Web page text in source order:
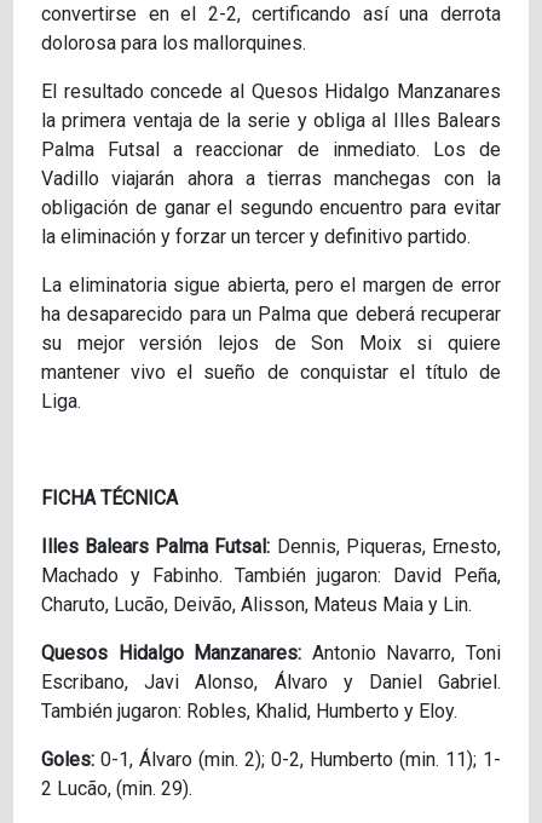
convertirse en el 2-2, certificando así una derrota
dolorosa para los mallorquines.
El resultado concede al Quesos Hidalgo Manzanares
la primera ventaja de la serie y obliga al Illes Balears
Palma Futsal a reaccionar de inmediato. Los de
Vadillo viajarán ahora a tierras manchegas con la
obligación de ganar el segundo encuentro para evitar
la eliminación y forzar un tercer y definitivo partido.
La eliminatoria sigue abierta, pero el margen de error
ha desaparecido para un Palma que deberá recuperar
su mejor versión lejos de Son Moix si quiere
mantener vivo el sueño de conquistar el título de
Liga.
FICHA TÉCNICA
Illes Balears Palma Futsal: Dennis, Piqueras, Ernesto,
Machado y Fabinho. También jugaron: David Peña,
Charuto, Lucão, Deivão, Alisson, Mateus Maia y Lin.
Quesos Hidalgo Manzanares: Antonio Navarro, Toni
Escribano, Javi Alonso, Álvaro y Daniel Gabriel.
También jugaron: Robles, Khalid, Humberto y Eloy.
Goles: 0-1, Álvaro (min. 2); 0-2, Humberto (min. 11); 1-
2 Lucão, (min. 29).